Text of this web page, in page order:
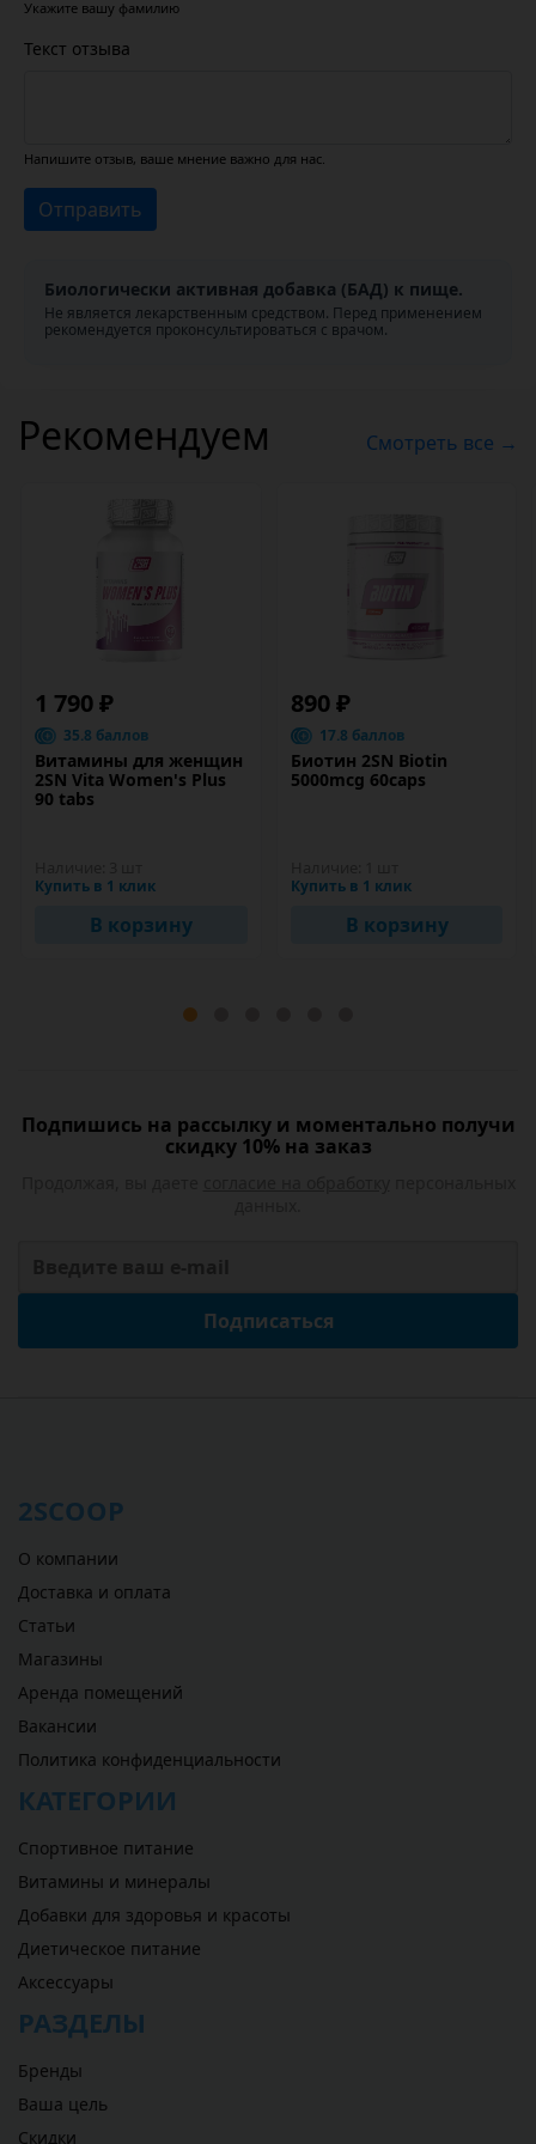
Укажите вашу фамилию
Текст отзыва
Напишите отзыв, ваше мнение важно для нас.
Отправить
Биологически активная добавка (БАД) к пище.
Не является лекарственным средством. Перед применением
рекомендуется проконсультироваться с врачом.
Рекомендуем Смотреть все →
1 790 ₽
35.8 баллов
Витамины для женщин
2SN Vita Women's Plus
90 tabs
Купить в 1 клик
В корзину
890 ₽
17.8 баллов
Биотин 2SN Biotin
5000mcg 60caps
Купить в 1 клик
В корзину
Подпишись на рассылку и моментально получи
скидку 10% на заказ
Подписаться
2SCOOP
О компании
Доставка и оплата
Статьи
Магазины
Аренда помещений
Вакансии
Политика конфиденциальности
КАТЕГОРИИ
Спортивное питание
Витамины и минералы
Добавки для здоровья и красоты
Диетическое питание
Аксессуары
РАЗДЕЛЫ
Бренды
Ваша цель
Скидки